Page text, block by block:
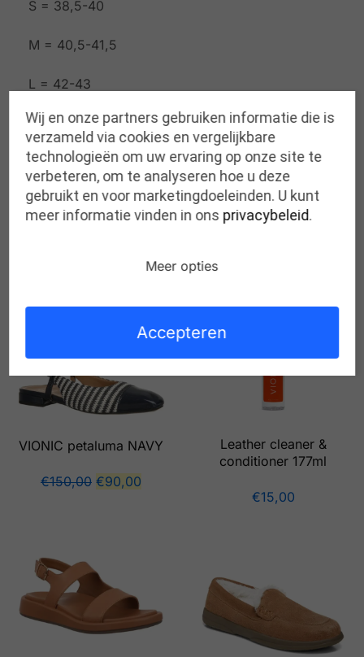
S = 38,5-40
M = 40,5-41,5
L = 42-43
XL = 43,5-45,5
XXL = 46-47,5
Gerelateerde producten
VIONIC petaluma NAVY
€150,00 €90,00
Leather cleaner &
conditioner 177ml
€15,00
Wij en onze partners gebruiken informatie die is
verzameld via cookies en vergelijkbare
technologieën om uw ervaring op onze site te
verbeteren, om te analyseren hoe u deze
gebruikt en voor marketingdoeleinden. U kunt
meer informatie vinden in ons privacybeleid.
Meer opties
Accepteren